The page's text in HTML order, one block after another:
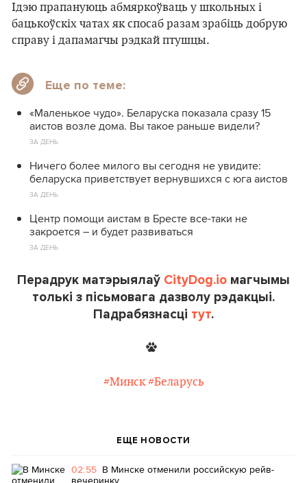
Ідэю прапануюць абмяркоўваць у школьных і
бацькоўскіх чатах як спосаб разам зрабіць добрую
справу і дапамагчы рэдкай птушцы.
Еще по теме:
«Маленькое чудо». Беларуска показала сразу 15
аистов возле дома. Вы такое раньше видели?
ЗА ДЕНЬ
Ничего более милого вы сегодня не увидите:
беларуска приветствует вернувшихся с юга аистов
ЗА ДЕНЬ
Центр помощи аистам в Бресте все-таки не
закроется – и будет развиваться
ЗА ДЕНЬ
Перадрук матэрыялаў CityDog.io магчымы
толькі з пісьмовага дазволу рэдакцыі.
Падрабязнасці тут.
#Минск #Беларусь
ЕЩЕ НОВОСТИ
02:55 В Минске отменили российскую рейв-